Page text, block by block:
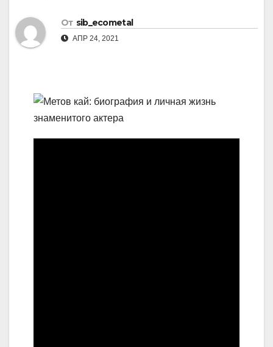
От sib_ecometal
АПР 24, 2021